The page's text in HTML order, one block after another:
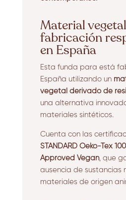
Material
fabricación
en España
Esta funda para está
España utilizando un
vegetal derivado de
una alternativa
materiales sintéticos.
Cuenta con las
STANDARD Oeko-Tex 100
Approved Vegan, que
ausencia de sustancias
materiales de origen